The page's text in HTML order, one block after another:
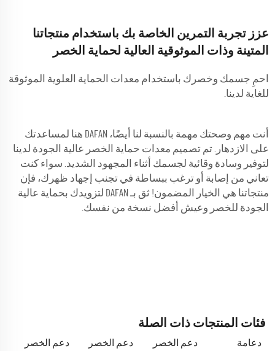
عزز تجربة التمرين الخاصة بك باستخدام منتجاتنا
المتينة وذات الموثوقية العالية لحماية الخصر
احمِ جسمك وخصرك باستخدام معدات الحماية العلوية الموثوقة
للغاية لدينا.
أنت مهم وصحتك مهمة بالنسبة لنا أيضًا، DAFAN هنا لمساعدتك
على الازدهار. تم تصميم معدات حماية الخصر عالية الجودة لدينا
لتوفير وسادة وقائية لجسمك أثناء المجهود الشديد. سواء كنت
تعاني من إصابة أو ترغب ببساطة في تجنب إجهاد ظهرك، فإن
منتجاتنا هي الخيار المضمون! ثق بـ DAFAN لتزويدك بحماية عالية
الجودة للخصر وعيش أفضل نسخة من نفسك.
فئات المنتجات ذات الصلة
دعامة
دعم الخصر دعم الخصر
دعم الخصر